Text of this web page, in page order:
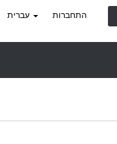
התחברות